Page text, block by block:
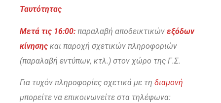
Ταυτότητας
Μετά τις 16:00: παραλαβή αποδεικτικών εξόδων
κίνησης και παροχή σχετικών πληροφοριών
(παραλαβή εντύπων, κτλ.) στον χώρο της Γ.Σ.
Για τυχόν πληροφορίες σχετικά με τη διαμονή
μπορείτε να επικοινωνείτε στα τηλέφωνα: